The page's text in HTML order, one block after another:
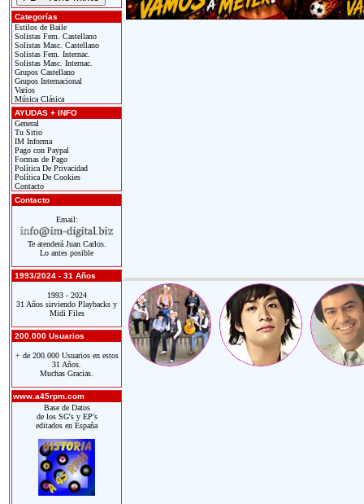
Categorías
Estilos de Baile
Solistas Fem. Castellano
Solistas Masc. Castellano
Solistas Fem. Internac.
Solistas Masc. Internac.
Grupos Castellano
Grupos Internacional
Varios
Música Clásica
AYUDAS + INFO
General
Tu Sitio
IM Informa
Pago con Paypal
Formas de Pago
Política De Privacidad
Política De Cookies
Contacto
Contacto
Email:
Te atenderá Juan Carlos.
Lo antes posible
1993/2024 - 31 Años
1993 - 2024
31 Años sirviendo Playbacks y
Midi Files
200.000 Usuarios
+ de 200.000 Usuarios en estos
31 Años.
Muchas Gracias.
www.a45rpm.com
Base de Datos
de los SG's y EP's
editados en España